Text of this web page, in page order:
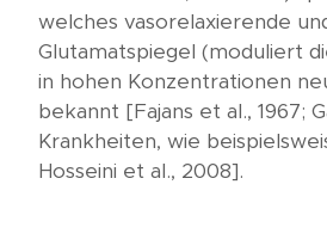
welches vasorelaxierende
Glutamatspiegel (moduliert
in hohen Konzentrationen
bekannt [Fajans et al., 1967;
Krankheiten, wie
Hosseini et al., 2008].